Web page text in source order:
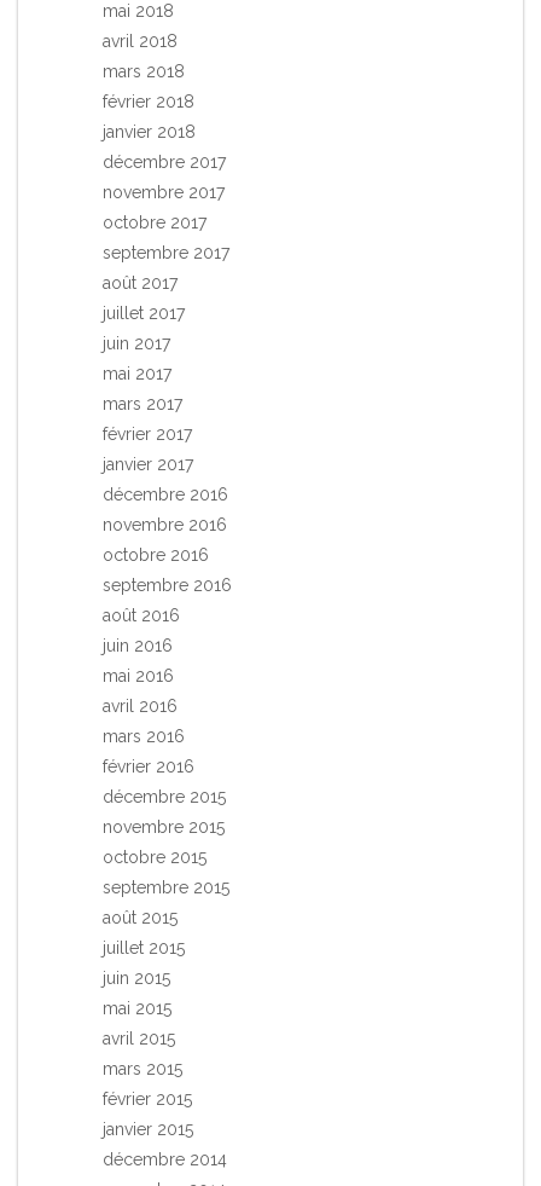
mai 2018
avril 2018
mars 2018
février 2018
janvier 2018
décembre 2017
novembre 2017
octobre 2017
septembre 2017
août 2017
juillet 2017
juin 2017
mai 2017
mars 2017
février 2017
janvier 2017
décembre 2016
novembre 2016
octobre 2016
septembre 2016
août 2016
juin 2016
mai 2016
avril 2016
mars 2016
février 2016
décembre 2015
novembre 2015
octobre 2015
septembre 2015
août 2015
juillet 2015
juin 2015
mai 2015
avril 2015
mars 2015
février 2015
janvier 2015
décembre 2014